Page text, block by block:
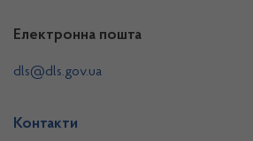
Електронна пошта
dls@dls.gov.ua
Контакти